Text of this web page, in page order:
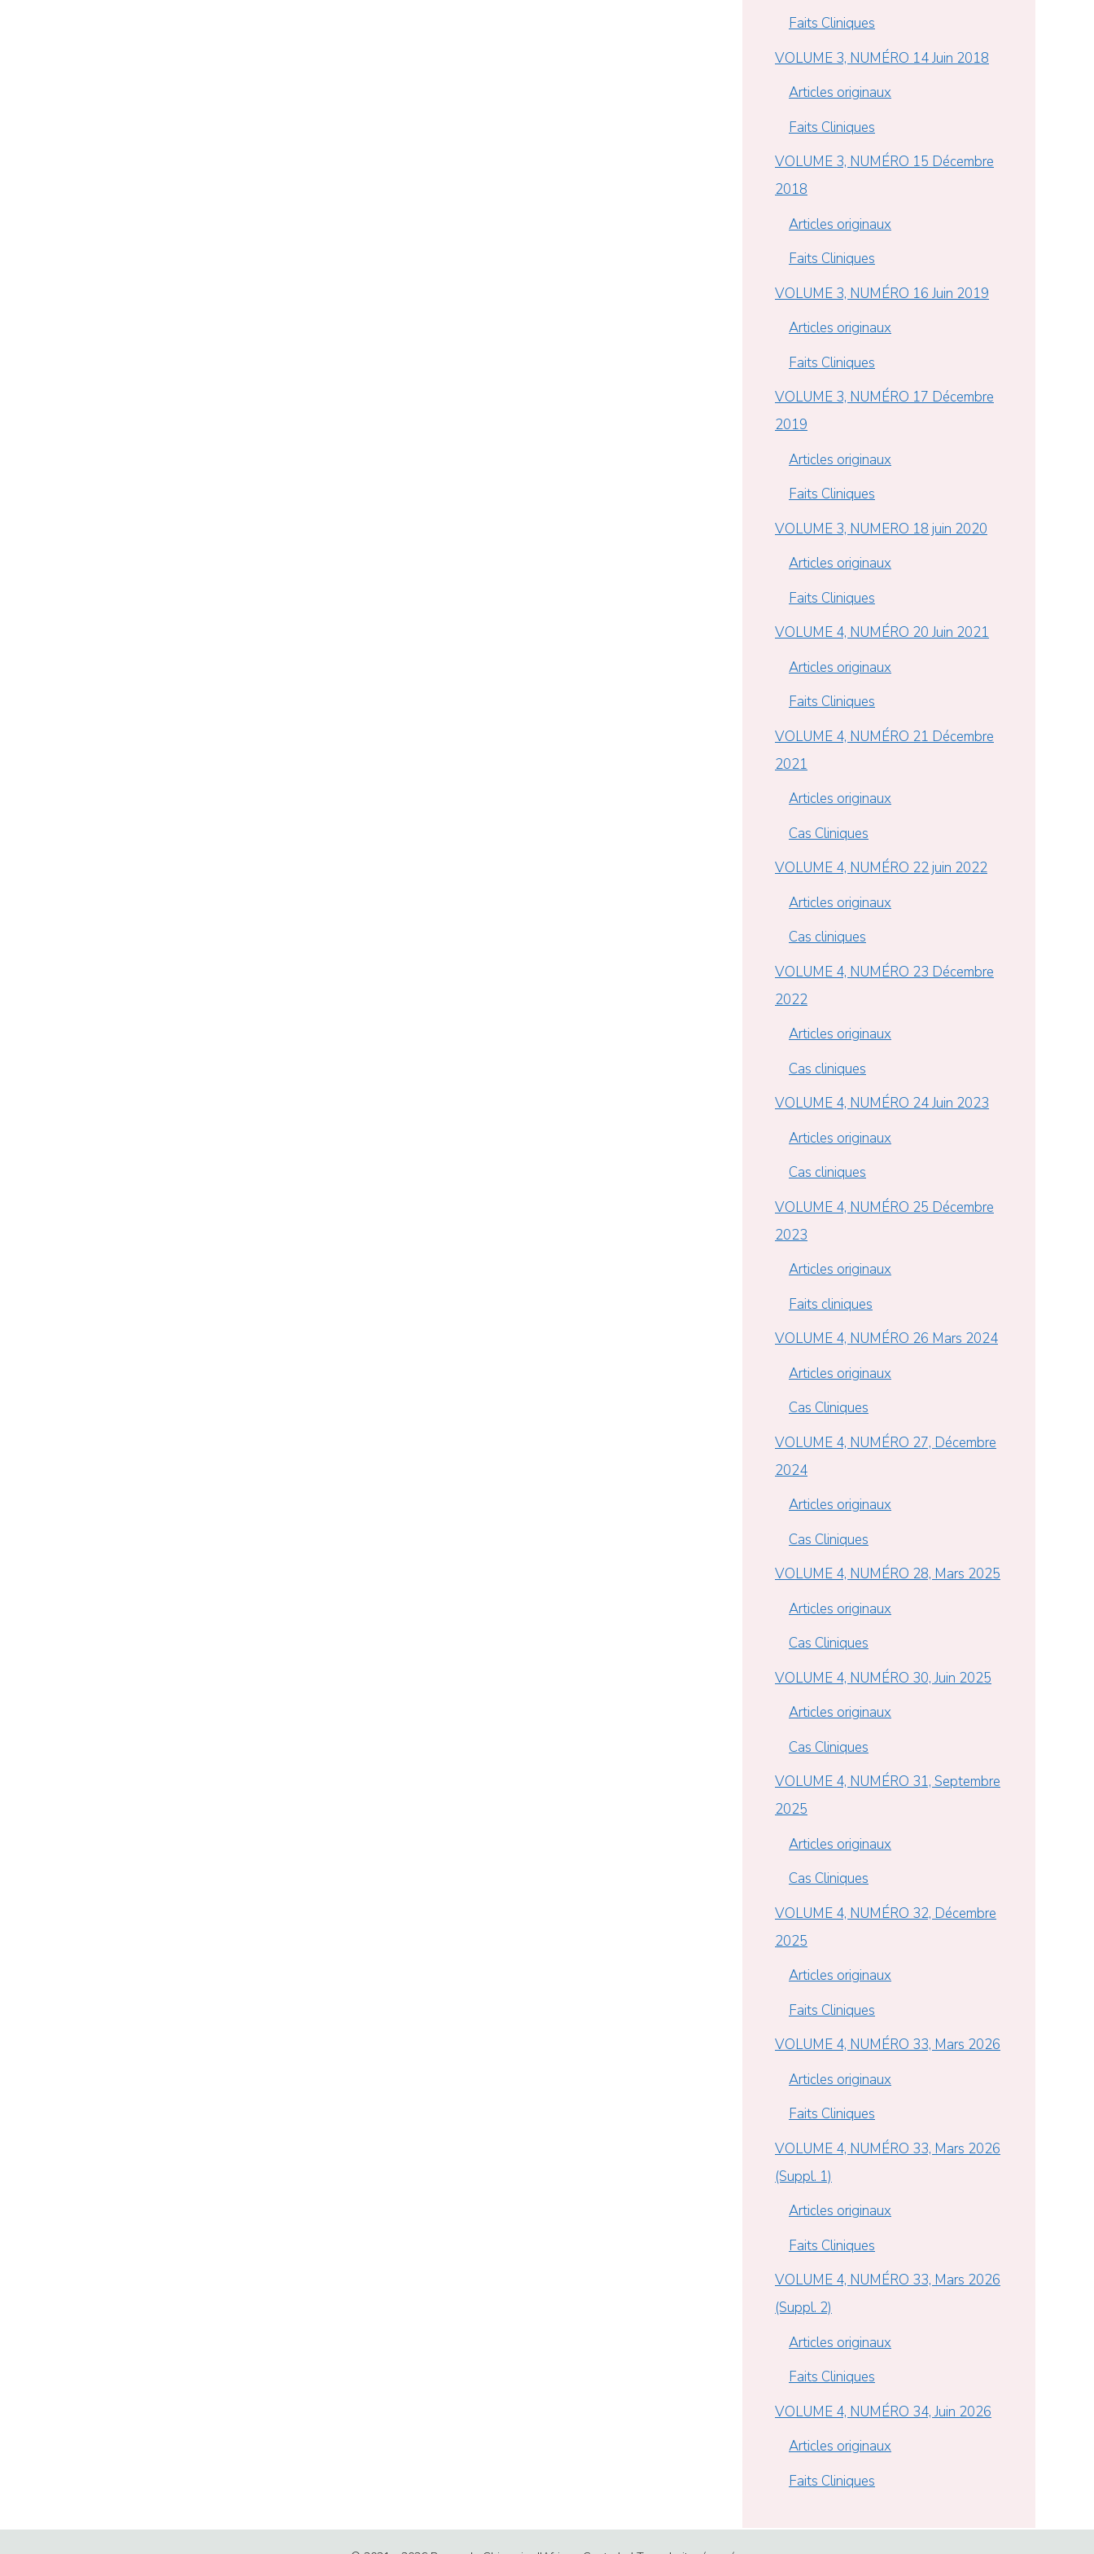
Faits Cliniques
VOLUME 3, NUMÉRO 14 Juin 2018
Articles originaux
Faits Cliniques
VOLUME 3, NUMÉRO 15 Décembre
2018
Articles originaux
Faits Cliniques
VOLUME 3, NUMÉRO 16 Juin 2019
Articles originaux
Faits Cliniques
VOLUME 3, NUMÉRO 17 Décembre
2019
Articles originaux
Faits Cliniques
VOLUME 3, NUMERO 18 juin 2020
Articles originaux
Faits Cliniques
VOLUME 4, NUMÉRO 20 Juin 2021
Articles originaux
Faits Cliniques
VOLUME 4, NUMÉRO 21 Décembre
2021
Articles originaux
Cas Cliniques
VOLUME 4, NUMÉRO 22 juin 2022
Articles originaux
Cas cliniques
VOLUME 4, NUMÉRO 23 Décembre
2022
Articles originaux
Cas cliniques
VOLUME 4, NUMÉRO 24 Juin 2023
Articles originaux
Cas cliniques
VOLUME 4, NUMÉRO 25 Décembre
2023
Articles originaux
Faits cliniques
VOLUME 4, NUMÉRO 26 Mars 2024
Articles originaux
Cas Cliniques
VOLUME 4, NUMÉRO 27, Décembre
2024
Articles originaux
Cas Cliniques
VOLUME 4, NUMÉRO 28, Mars 2025
Articles originaux
Cas Cliniques
VOLUME 4, NUMÉRO 30, Juin 2025
Articles originaux
Cas Cliniques
VOLUME 4, NUMÉRO 31, Septembre
2025
Articles originaux
Cas Cliniques
VOLUME 4, NUMÉRO 32, Décembre
2025
Articles originaux
Faits Cliniques
VOLUME 4, NUMÉRO 33, Mars 2026
Articles originaux
Faits Cliniques
VOLUME 4, NUMÉRO 33, Mars 2026
(Suppl. 1)
Articles originaux
Faits Cliniques
VOLUME 4, NUMÉRO 33, Mars 2026
(Suppl. 2)
Articles originaux
Faits Cliniques
VOLUME 4, NUMÉRO 34, Juin 2026
Articles originaux
Faits Cliniques